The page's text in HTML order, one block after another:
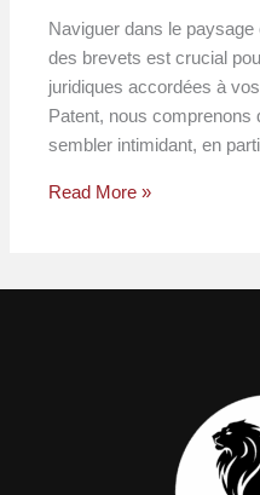
Naviguer dans le
des brevets est crucial
juridiques accordées à
Patent, nous comprenons
sembler intimidant, en
Read More »